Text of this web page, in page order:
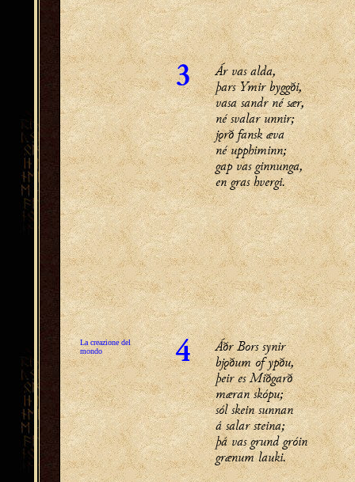
3
Ár vas alda,
þars Ymir byggði,
vasa sandr né sær,
né svalar unnir;
jǫrð fansk æva
né upphiminn;
gap vas ginnunga,
en gras hvergi.
La creazione del
mondo
4
Áðr Bors synir
bjǫðum of ypðu,
þeir es Miðgarð
mæran skópu;
sól skein sunnan
á salar steina;
þá vas grund gróin
grænum lauki.